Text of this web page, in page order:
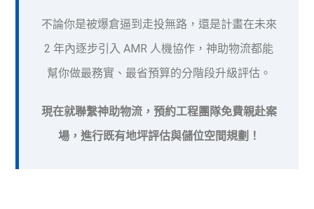
不論你是被爆倉逼到走投無路，還是計畫在未來
2 年內逐步引入 AMR 人機協作，神助物流都能
幫你做最務實、最省預算的分階段升級評估。
現在就聯繫神助物流，預約工程團隊免費親赴案
場，進行既有地坪評估與儲位空間規劃！